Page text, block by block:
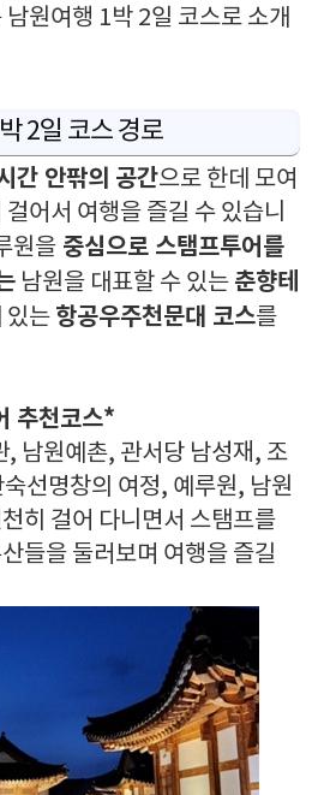
원여행 1박 2일 코스로 소개
2일 코스 경로
간 안팎의 공간으로 한데 모여
어서 여행을 즐길 수 있습니
원을 중심으로 스탬프투어를
남원을 대표할 수 있는 춘향테
있는 항공우주천문대 코스를
추천코스*
, 남원예촌, 관서당 남성재, 조
선명창의 여정, 예루원, 남원
히 걸어 다니면서 스탬프를
들을 둘러보며 여행을 즐길